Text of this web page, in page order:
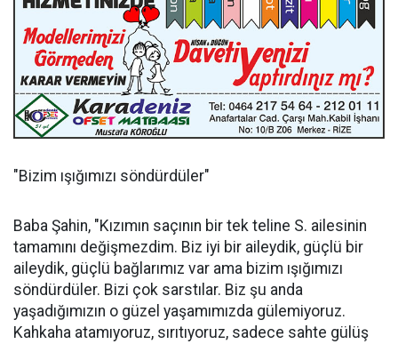
"Bizim ışığımızı söndürdüler"
Baba Şahin, "Kızımın saçının bir tek teline S. ailesinin
tamamını değişmezdim. Biz iyi bir aileydik, güçlü bir
aileydik, güçlü bağlarımız var ama bizim ışığımızı
söndürdüler. Bizi çok sarstılar. Biz şu anda
yaşadığımızın o güzel yaşamımızda gülemiyoruz.
Kahkaha atamıyoruz, sırıtıyoruz, sadece sahte gülüş